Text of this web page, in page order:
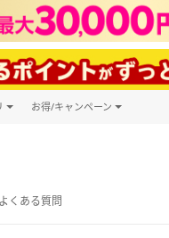
お得/キャンペーン
よくある質問